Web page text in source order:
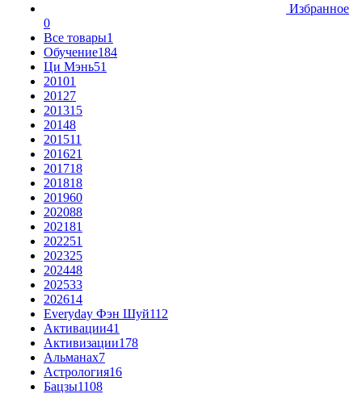
Избранное
0
Все товары1
Обучение184
Ци Мэнь51
20101
20127
201315
20148
201511
201621
201718
201818
201960
202088
202181
202251
202325
202448
202533
202614
Everyday Фэн Шуй112
Активации41
Активизации178
Альманах7
Астрология16
Бацзы1108